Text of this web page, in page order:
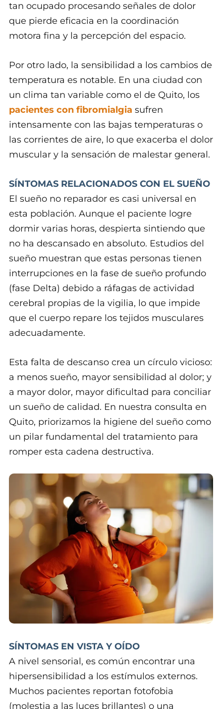
tan ocupado procesando señales de dolor
que pierde eficacia en la coordinación
motora fina y la percepción del espacio.
Por otro lado, la sensibilidad a los cambios de
temperatura es notable. En una ciudad con
un clima tan variable como el de Quito, los
pacientes con fibromialgia sufren
intensamente con las bajas temperaturas o
las corrientes de aire, lo que exacerba el dolor
muscular y la sensación de malestar general.
SÍNTOMAS RELACIONADOS CON EL SUEÑO
El sueño no reparador es casi universal en
esta población. Aunque el paciente logre
dormir varias horas, despierta sintiendo que
no ha descansado en absoluto. Estudios del
sueño muestran que estas personas tienen
interrupciones en la fase de sueño profundo
(fase Delta) debido a ráfagas de actividad
cerebral propias de la vigilia, lo que impide
que el cuerpo repare los tejidos musculares
adecuadamente.
Esta falta de descanso crea un círculo vicioso:
a menos sueño, mayor sensibilidad al dolor; y
a mayor dolor, mayor dificultad para conciliar
un sueño de calidad. En nuestra consulta en
Quito, priorizamos la higiene del sueño como
un pilar fundamental del tratamiento para
romper esta cadena destructiva.
SÍNTOMAS EN VISTA Y OÍDO
A nivel sensorial, es común encontrar una
hipersensibilidad a los estímulos externos.
Muchos pacientes reportan fotofobia
(molestia a las luces brillantes) o una